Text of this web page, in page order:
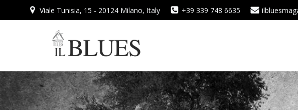
al
Viale Tunisia, 15 - 20124 Milano, Italy +39 339 748 6635